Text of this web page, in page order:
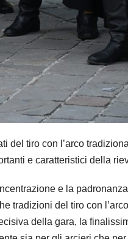
del tiro con l’arco
e caratteristici della
e la
tradizioni del tiro con
della gara, la